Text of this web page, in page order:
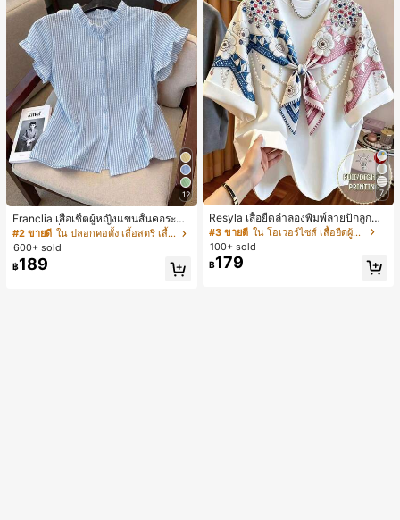
12
Franclia เสื้อเชิ้ตผู้หญิงแขนสั้นคอระบา
ยกระดุมเดี่ยวลายทาง
#2 ขายดี
ใน ปลอกคอตั้ง เสื้อสตรี เสื้อเบลาส์ & Tee
600+ sold
฿189
7
Resyla เสื้อยืดลำลองพิมพ์ลายปักลูกปัด
รูปโบว์ขนาดใหญ่สำหรับผู้หญิง
#3 ขายดี
ใน โอเวอร์ไซส์ เสื้อยืดผู้หญิง
100+ sold
฿179